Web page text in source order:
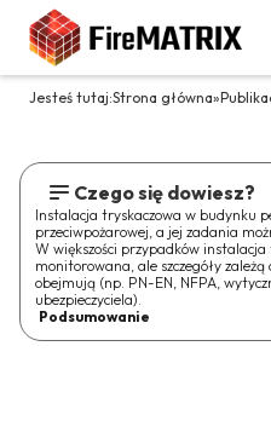
Jesteś tutaj:Strona główna»
Czego się dowiesz?
Instalacja tryskaczowa w budynku
przeciwpożarowej, a jej zadania
W większości przypadków
monitorowana, ale szczegóły
obejmują (np. PN-EN, NFPA,
ubezpieczyciela).
Podsumowanie